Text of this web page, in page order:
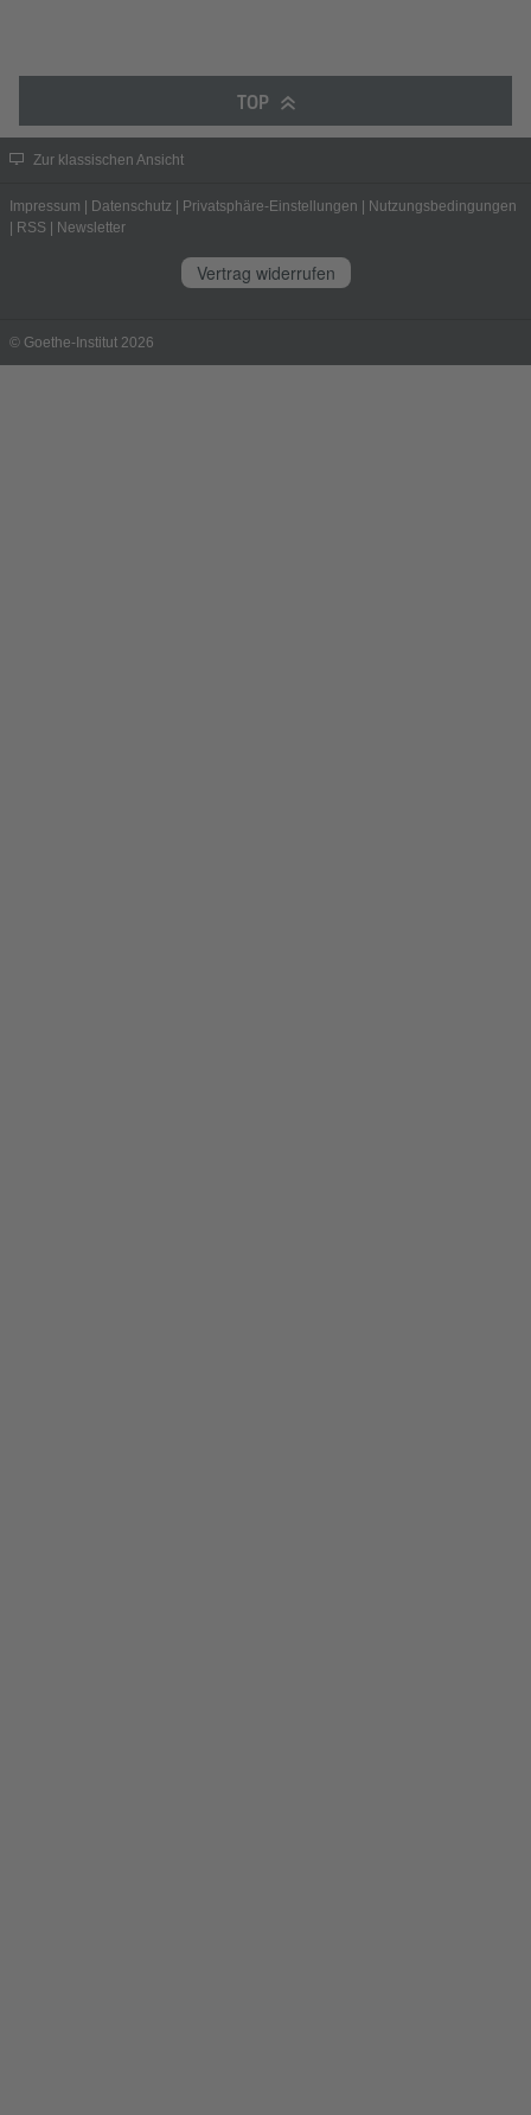
TOP
Zur klassischen Ansicht
Impressum | Datenschutz | Privatsphäre-Einstellungen | Nutzungsbedingungen
| RSS | Newsletter
Vertrag widerrufen
© Goethe-Institut 2026